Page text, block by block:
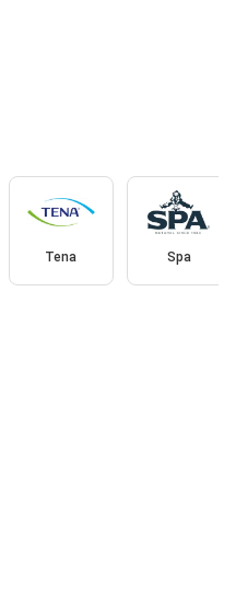
Tena Spa